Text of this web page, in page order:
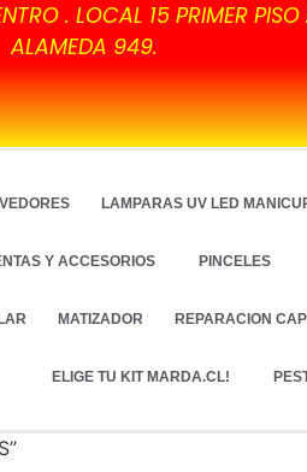
. LOCAL 15 PRIMER
ALAMEDA 949.
LAMPARAS UV LED
Y ACCESORIOS PINCELES
MATIZADOR REPARACION
ELIGE TU KIT MARDA.CL!